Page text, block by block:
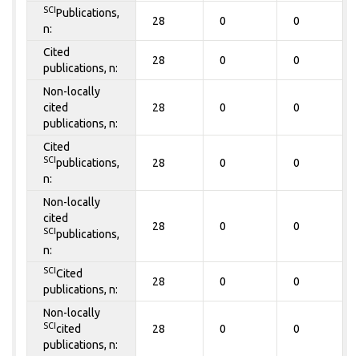
SCIPublications,
n:
28 0 0
Cited
publications, n:
28 0 0
Non-locally
cited
publications, n:
28 0 0
Cited
SCIpublications,
n:
28 0 0
Non-locally
cited
SCIpublications,
n:
28 0 0
SCICited
publications, n:
28 0 0
Non-locally
SCIcited
publications, n:
28 0 0